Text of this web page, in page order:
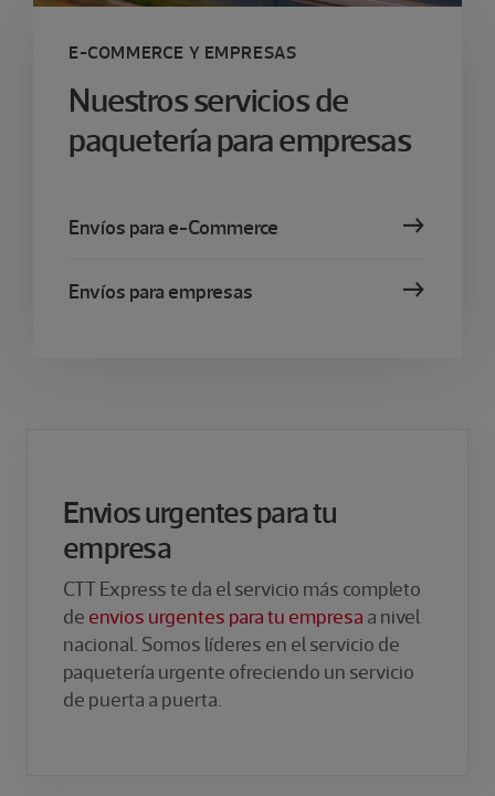
E-COMMERCE Y EMPRESAS
Nuestros servicios de
paquetería para empresas
Envíos para e-Commerce
Envíos para empresas
Envios urgentes para tu
empresa
CTT Express te da el servicio más completo
de envios urgentes para tu empresa a nivel
nacional. Somos líderes en el servicio de
paquetería urgente ofreciendo un servicio
de puerta a puerta.